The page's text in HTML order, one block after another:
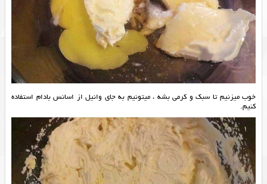
خوب میزنیم تا سبک و کرمی بشه ، میتونیم به جای وانیل از اسانس بادام استفاده
کنیم.